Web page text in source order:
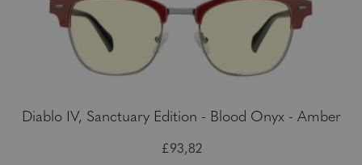
Diablo IV, Sanctuary Edition - Blood Onyx - Amber
£93,82